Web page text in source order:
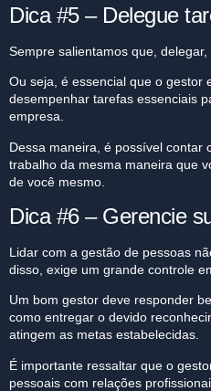
Dica #5 – Delegue
Sempre salientamos que, delegar,
Ou seja, é essencial que o gestor
desempenhar tarefas essenciais
empresa.
Dessa maneira, é possível contar
trabalho da mesma maneira que
de você mesmo.
Dica #6 – Gerencie
Lidar com a gestão de pessoas
disso, exige um grande controle
Um bom gestor deve responder
como entregar o devido
atingem as metas estabelecidas.
É importante ressaltar que o
pessoais com relações